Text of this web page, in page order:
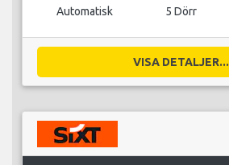
Automatisk 5 Dörr
VISA DETALJER...